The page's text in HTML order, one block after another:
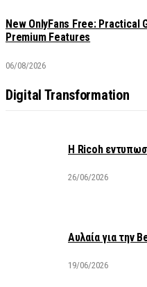
New OnlyFans Free:
Premium Features
06/08/2026
Digital Transformation
Η Ricoh
26/06/2026
Αυλαία για την
19/06/2026